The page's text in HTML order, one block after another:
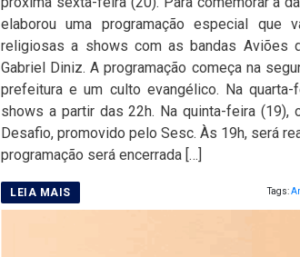
elaborou uma programação especial que
religiosas a shows com as bandas Aviões
Gabriel Diniz. A programação começa na
prefeitura e um culto evangélico. Na
shows a partir das 22h. Na quinta-feira
Desafio, promovido pelo Sesc. Às 19h, será
programação será encerrada […]
Tags: